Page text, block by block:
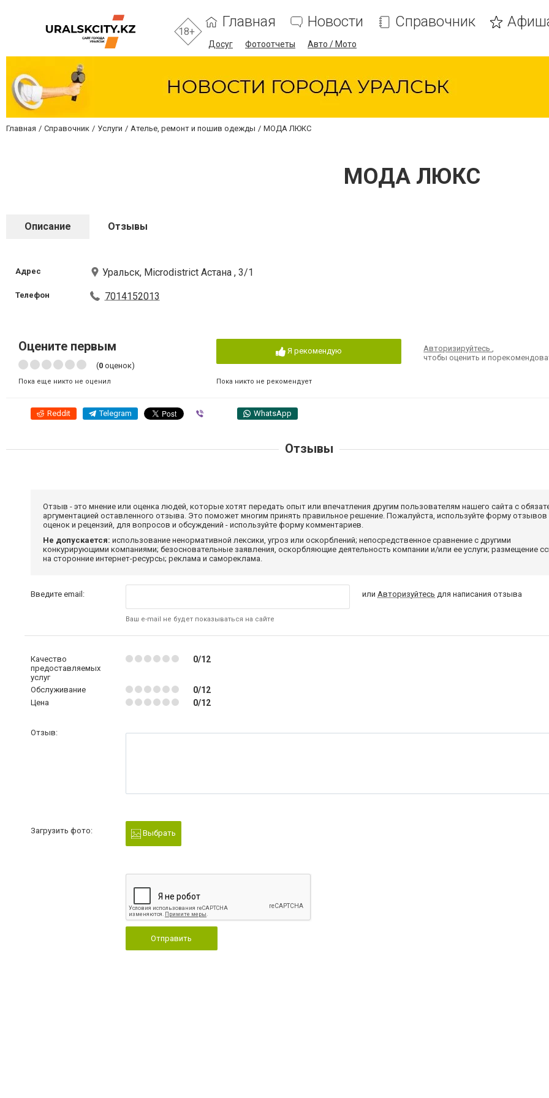
18+
Главная Новости Справочник
Досуг Фотоотчеты Авто / Мото
Главная Справочник Услуги Ателье, ремонт и пошив одежды МОДА ЛЮКС
МОДА ЛЮКС
Описание Отзывы
Адрес Уральск, Microdistrict Астана , 3/1
Телефон 7014152013
Оцените первым
(0 оценок)
Пока еще никто не оценил
Я рекомендую
Пока никто не рекомендует
Авторизируйтесь,
чтобы оценить и
Reddit Telegram WhatsApp
Отзывы
Отзыв - это мнение или оценка людей, которые хотят передать опыт или впечатления другим пользователям нашего сайта с
аргументацией оставленного отзыва. Это поможет многим принять правильное решение. Пожалуйста, используйте форму отзывов
оценок и рецензий, для вопросов и обсуждений - используйте форму комментариев.
Не допускается: использование ненормативной лексики, угроз или оскорблений; непосредственное сравнение с другими
конкурирующими компаниями; безосновательные заявления, оскорбляющие деятельность компании и/или ее услуги; размещение
на сторонние интернет-ресурсы; реклама и самореклама.
Введите email:
Ваш e-mail не будет показываться на сайте
илиАвторизуйтесь для написания отзыва
Качество
предоставляемых
услуг
0/12
Обслуживание 0/12
Цена 0/12
Отзыв:
Загрузить фото: Выбрать
Отправить